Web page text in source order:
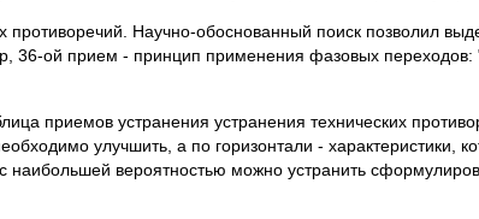
Научно-обоснованный поиск позволил
36-ой прием - принцип применения фазовых
приемов устранения устранения технических
улучшить, а по горизонтали - характеристики,
вероятностью можно устранить